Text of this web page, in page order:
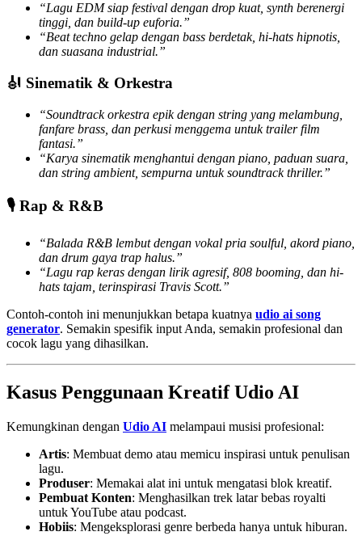
“Lagu EDM siap festival dengan drop kuat, synth berenergi
tinggi, dan build-up euforia.”
“Beat techno gelap dengan bass berdetak, hi-hats hipnotis,
dan suasana industrial.”
🎻 Sinematik & Orkestra
“Soundtrack orkestra epik dengan string yang melambung,
fanfare brass, dan perkusi menggema untuk trailer film
fantasi.”
“Karya sinematik menghantui dengan piano, paduan suara,
dan string ambient, sempurna untuk soundtrack thriller.”
🎙️ Rap & R&B
“Balada R&B lembut dengan vokal pria soulful, akord piano,
dan drum gaya trap halus.”
“Lagu rap keras dengan lirik agresif, 808 booming, dan hi-
hats tajam, terinspirasi Travis Scott.”
Contoh-contoh ini menunjukkan betapa kuatnya udio ai song
generator. Semakin spesifik input Anda, semakin profesional dan
cocok lagu yang dihasilkan.
Kasus Penggunaan Kreatif Udio AI
Kemungkinan dengan Udio AI melampaui musisi profesional:
Artis: Membuat demo atau memicu inspirasi untuk penulisan
lagu.
Produser: Memakai alat ini untuk mengatasi blok kreatif.
Pembuat Konten: Menghasilkan trek latar bebas royalti
untuk YouTube atau podcast.
Hobiis: Mengeksplorasi genre berbeda hanya untuk hiburan.